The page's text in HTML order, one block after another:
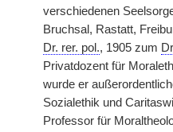
verschiedenen
Bruchsal, Rastatt,
Dr. rer. pol., 1905 zum
Privatdozent für
wurde er
Sozialethik und
Professor für